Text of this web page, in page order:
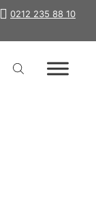
0212 235 88 10